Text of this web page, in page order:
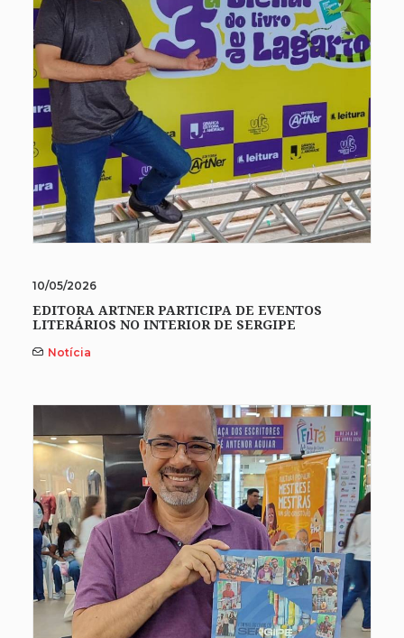
10/05/2026
EDITORA ARTNER PARTICIPA DE EVENTOS
LITERÁRIOS NO INTERIOR DE SERGIPE
Notícia